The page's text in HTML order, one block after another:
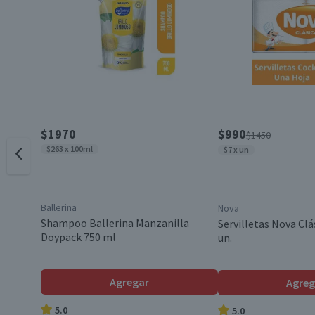
Característica Sustentable
País de Origen
Garantía Mínima Legal
$1970
$263 x 100ml
Ballerina
Shampoo Ballerina Manzanilla
Doypack 750 ml
Agregar
5.0
$990$1450
$7 x un
Nova
Servilletas Nova
un.
5.0